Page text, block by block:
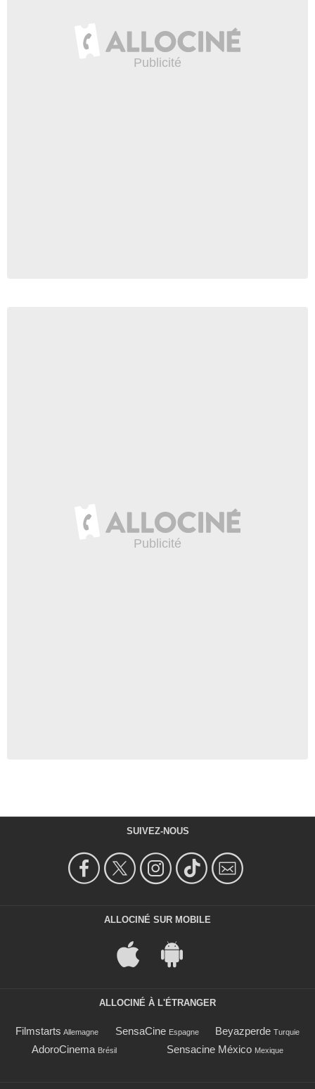
SUIVEZ-NOUS
ALLOCINÉ SUR MOBILE
ALLOCINÉ À L'ÉTRANGER
Filmstarts Allemagne SensaCine Espagne Beyazperde Turquie
AdoroCinema Brésil Sensacine México Mexique